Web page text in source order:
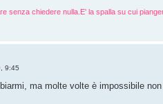
senza chiedere nulla.E' la spalla su cui
9:45
ma molte volte è impossibile